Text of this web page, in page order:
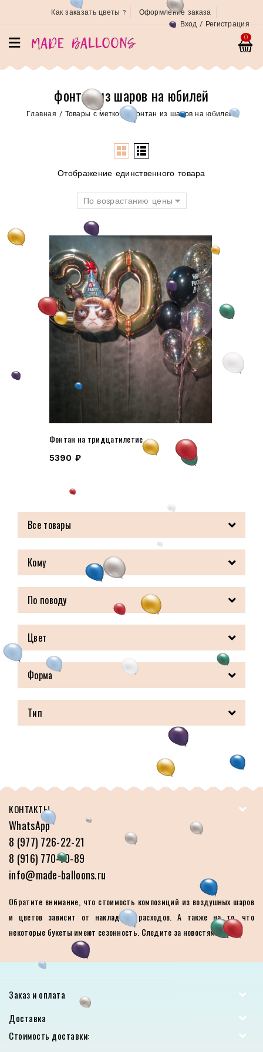
Как заказать цветы ?
Оформление заказа
Вход / Регистрация
0
фонтан из шаров на юбилей
Главная / Товары с меткой “фонтан из шаров на юбилей”
Отображение единственного товара
По возрастанию цены
Фонтан на тридцатилетие
5390 ₽
Все товары
Кому
По поводу
Цвет
Форма
Тип
КОНТАКТЫ
WhatsApp
8 (977) 726-22-21
8 (916) 770-70-89
info@made-balloons.ru
Обратите внимание, что стоимость композиций из воздушных шаров
и цветов зависит от накладных расходов. А также на то, что
некоторые букеты имеют сезонность. Следите за новостями.
Заказ и оплата
Доставка
Стоимость доставки: